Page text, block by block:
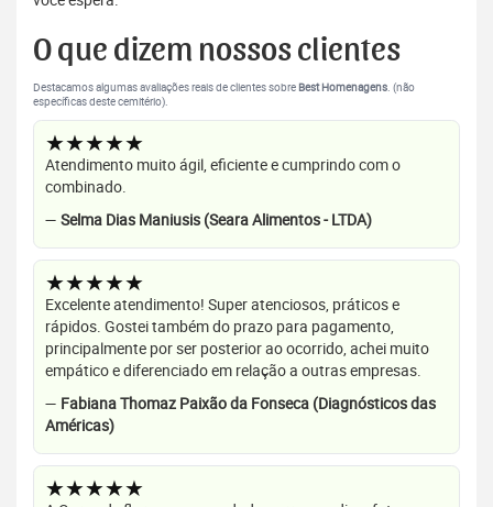
O que dizem nossos clientes
Destacamos algumas avaliações reais de clientes sobre Best Homenagens. (não
específicas deste cemitério).
★★★★★
Atendimento muito ágil, eficiente e cumprindo com o
combinado.
— Selma Dias Maniusis (Seara Alimentos - LTDA)
★★★★★
Excelente atendimento! Super atenciosos, práticos e
rápidos. Gostei também do prazo para pagamento,
principalmente por ser posterior ao ocorrido, achei muito
empático e diferenciado em relação a outras empresas.
— Fabiana Thomaz Paixão da Fonseca (Diagnósticos das
Américas)
★★★★★